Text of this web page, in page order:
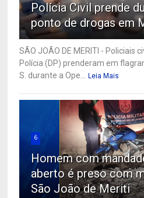
Polícia Civil prende
ponto de drogas em
SÃO JOÃO DE MERITI - Policiais
Polícia (DP) prenderam em
S. durante a Ope... Leia Mais
6
Homem com
aberto é preso com
São João de Meriti